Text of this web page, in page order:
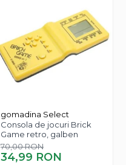
gomadina Select
Consola de jocuri Brick
Game retro, galben
70,00 RON
34,99 RON